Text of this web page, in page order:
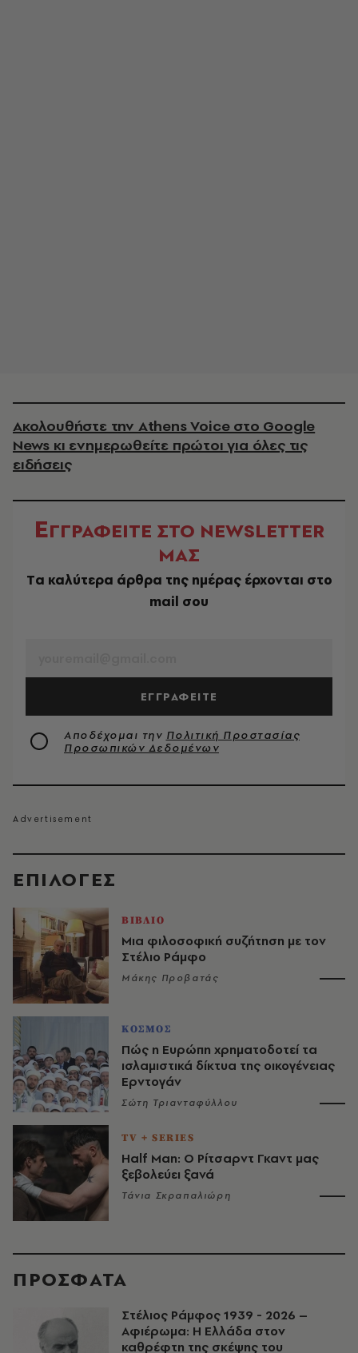
EΠΙΛΟΓΈΣ
ΒΙΒΛΙΟ
Μια φιλοσοφική συζήτηση με τον
Στέλιο Ράμφο
Μάκης Προβατάς
ΚΟΣΜΟΣ
Πώς η Ευρώπη χρηματοδοτεί τα
ισλαμιστικά δίκτυα της οικογένειας
Ερντογάν
Σώτη Τριανταφύλλου
TV + SERIES
Half Man: Ο Ρίτσαρντ Γκαντ μας
ξεβολεύει ξανά
Τάνια Σκραπαλιώρη
Ακολουθήστε την Athens Voice στο Google
News κι ενημερωθείτε πρώτοι για όλες τις
ειδήσεις
ΕΓΓΡΑΦΕΙΤΕ ΣΤΟ NEWSLETTER
ΜΑΣ
Tα καλύτερα άρθρα της ημέρας έρχονται στο
mail σου
ΕΓΓΡΑΦΕΙΤΕ
Αποδέχομαι την Πολιτική Προστασίας
Προσωπικών Δεδομένων
ΠΡΟΣΦΑΤΑ
Στέλιος Ράμφος 1939 - 2026 –
Αφιέρωμα: Η Ελλάδα στον
καθρέφτη της σκέψης του